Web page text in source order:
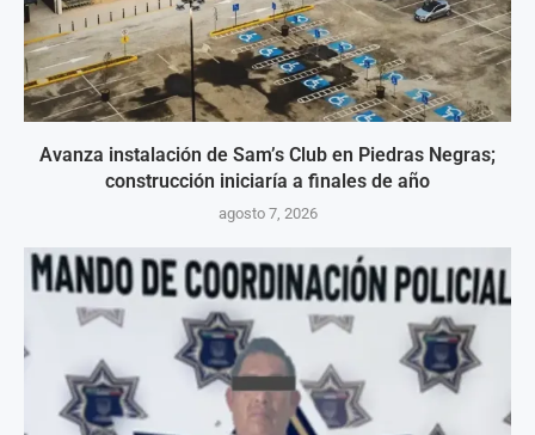
Avanza instalación de Sam’s Club en Piedras Negras;
construcción iniciaría a finales de año
agosto 7, 2026